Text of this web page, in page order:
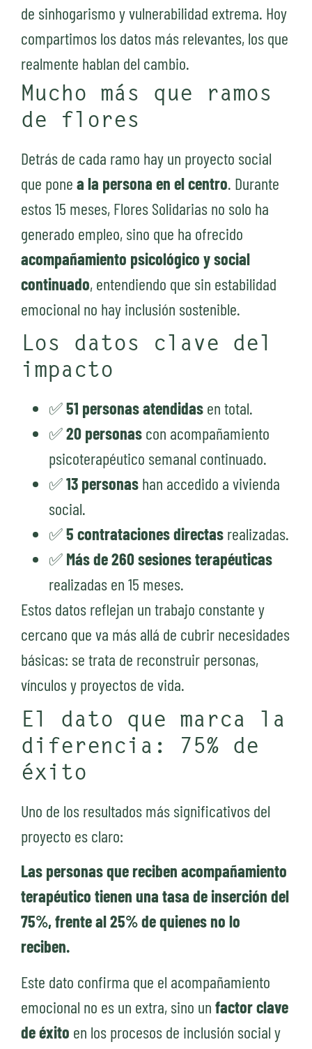
de sinhogarismo y vulnerabilidad extrema. Hoy
compartimos los datos más relevantes, los que
realmente hablan del cambio.
Mucho más que ramos
de flores
Detrás de cada ramo hay un proyecto social
que pone a la persona en el centro. Durante
estos 15 meses, Flores Solidarias no solo ha
generado empleo, sino que ha ofrecido
acompañamiento psicológico y social
continuado, entendiendo que sin estabilidad
emocional no hay inclusión sostenible.
Los datos clave del
impacto
✅51 personas atendidas en total.
✅20 personas con acompañamiento
psicoterapéutico semanal continuado.
✅13 personas han accedido a vivienda
social.
✅5 contrataciones directas realizadas.
✅ Más de 260 sesiones terapéuticas
realizadas en 15 meses.
Estos datos reflejan un trabajo constante y
cercano que va más allá de cubrir necesidades
básicas: se trata de reconstruir personas,
vínculos y proyectos de vida.
El dato que marca la
diferencia: 75% de
éxito
Uno de los resultados más significativos del
proyecto es claro:
Las personas que reciben acompañamiento
terapéutico tienen una tasa de inserción del
75%, frente al 25% de quienes no lo
reciben.
Este dato confirma que el acompañamiento
emocional no es un extra, sino un factor clave
de éxito en los procesos de inclusión social y